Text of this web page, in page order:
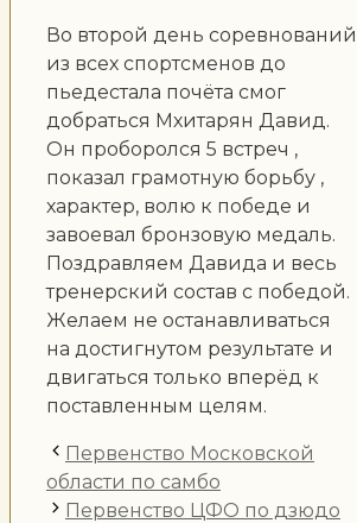
Во второй день соревнований
из всех спортсменов до
пьедестала почёта смог
добраться Мхитарян Давид.
Он проборолся 5 встреч ,
показал грамотную борьбу ,
характер, волю к победе и
завоевал бронзовую медаль.
Поздравляем Давида и весь
тренерский состав с победой.
Желаем не останавливаться
на достигнутом результате и
двигаться только вперёд к
поставленным целям.
Первенство Московской
области по самбо
Первенство ЦФО по дзюдо